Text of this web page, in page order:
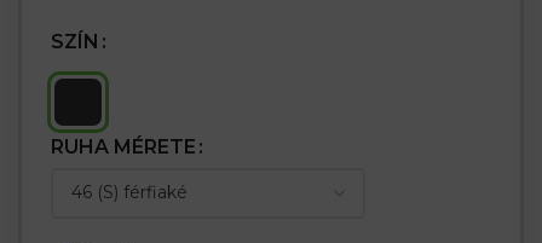
– Térdvédő zsebek tépőzárral zárva
– „S” szabású – profilozott nadrág, jobban illeszkedik a
– Káros anyagokra tesztelve az OEKO-TEX® Standard 100 szerint
SZÍN
RUHA MÉRETE